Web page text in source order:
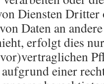
Diensten
Daten an
erfolgt dies
einer